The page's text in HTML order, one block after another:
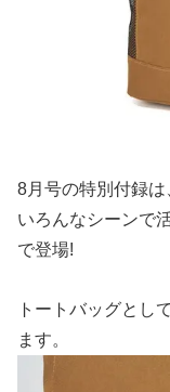
8月号の特別付録は
いろんなシーンで
で登場!
トートバッグとし
ます。